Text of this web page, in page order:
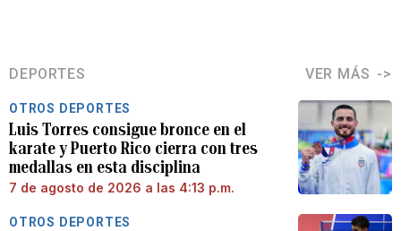
DEPORTES VER MÁS
OTROS DEPORTES
Luis Torres consigue bronce en el
karate y Puerto Rico cierra con tres
medallas en esta disciplina
7 de agosto de 2026 a las 4:13 p.m.
OTROS DEPORTES